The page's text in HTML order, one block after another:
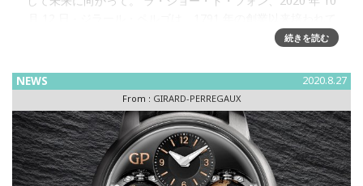
きた豊かな経験に基づく新しいモデル 続きを読む
NEWS 2020.8.27
From : GIRARD-PERREGAUX